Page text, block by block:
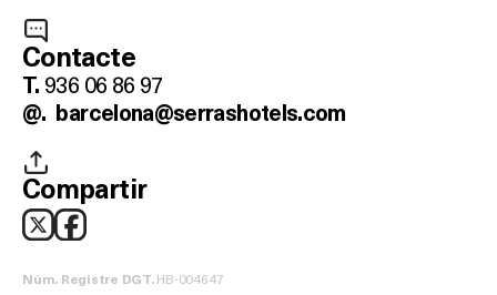
HOTELS
TERRASSES
Contacte
T. 936 06 86 97
@. barcelona@serrashotels.com
Compartir
Núm. Registre DGT. HB-004647